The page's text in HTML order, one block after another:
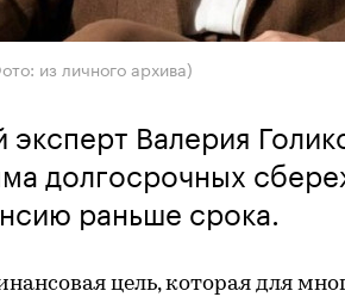
из личного архива)
Валерия
долгосрочных
раньше срока.
цель, которая для